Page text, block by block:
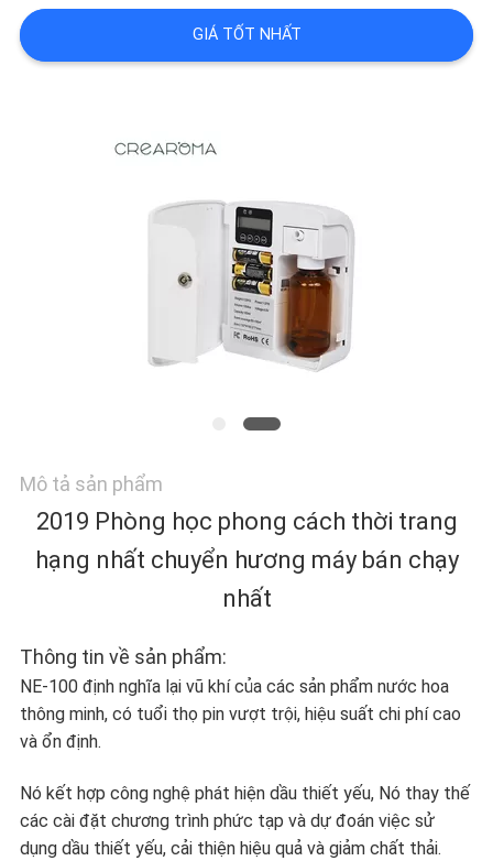
KIỂM
TIN
TỨC
YÊU
CẦU
BÁO
GIÁ
GIÁ TỐT NHẤT
Mô tả sản phẩm
2019 Phòng học phong cách thời trang
hạng nhất chuyển hương máy bán chạy
nhất
Thông tin về sản phẩm:
NE-100 định nghĩa lại vũ khí của các sản phẩm nước hoa
thông minh, có tuổi thọ pin vượt trội, hiệu suất chi phí cao
và ổn định.
Nó kết hợp công nghệ phát hiện dầu thiết yếu, Nó thay thế
các cài đặt chương trình phức tạp và dự đoán việc sử
dụng dầu thiết yếu, cải thiện hiệu quả và giảm chất thải.